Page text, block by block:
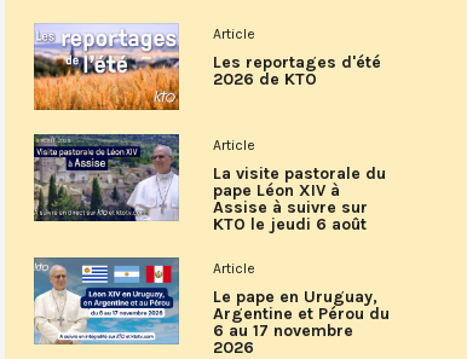
Article
Les reportages d'été
2026 de KTO
Article
La visite pastorale du
pape Léon XIV à
Assise à suivre sur
KTO le jeudi 6 août
Article
Le pape en Uruguay,
Argentine et Pérou du
6 au 17 novembre
2026